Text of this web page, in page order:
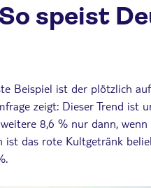
speist
Beispiel ist der plötzlich
zeigt: Dieser Trend ist
weitere 8,6 % nur dann,
ist das rote Kultgetränk